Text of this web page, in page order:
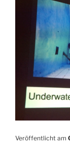
Veröffentlicht am